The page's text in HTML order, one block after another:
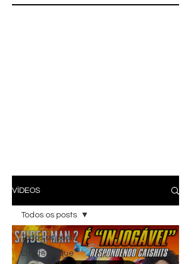
VÍDEOS
Todos os posts
Em destaque
Todos os posts